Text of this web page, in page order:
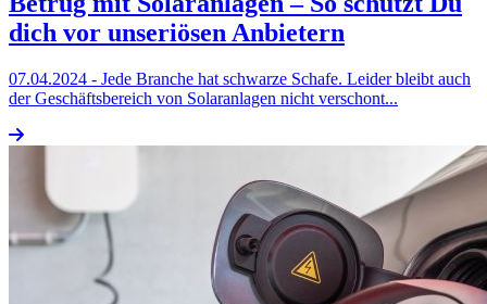
dich vor unseriösen Anbietern
07.04.2024 - Jede Branche hat schwarze Schafe. Leider bleibt auch
der Geschäftsbereich von Solaranlagen nicht verschont...